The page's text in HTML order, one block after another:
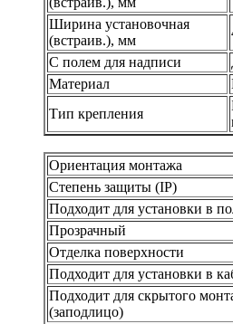
Ширина установочная
(встраив.), мм
С полем для надписи
Материал
Тип крепления
Ориентация монтажа
Степень защиты (IP)
Подходит для установки в
Прозрачный
Отделка поверхности
Подходит для установки в
Подходит для скрытого
(заподлицо)